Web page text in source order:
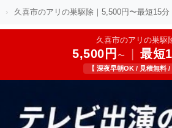
› 久喜市のアリの巣駆除｜5,500円〜最短15分
久喜市のアリの巣駆
5,500円 〜 最短
【 深夜早朝OK / 見積無料 /